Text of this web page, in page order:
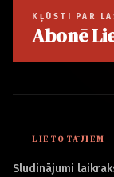
KĻŪSTI PAR
Abonē
LIETOTĀJIEM
Sludinājumi